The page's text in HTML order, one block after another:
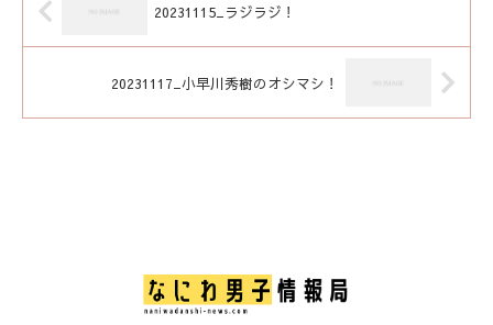
20231115_ラジラジ！
20231117_小早川秀樹のオシマシ！